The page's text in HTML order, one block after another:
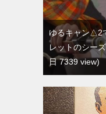
ゆるキャン△2
レットのシー
日 7339 view